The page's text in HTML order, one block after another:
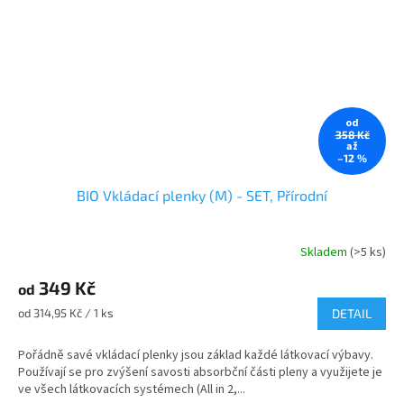
od
358 Kč
až
–12 %
BIO Vkládací plenky (M) - SET, Přírodní
produktu
5,0
5
hvězdiček.
Skladem(>5 ks)
od 349 Kč
Měrná
od 314,95 Kč / 1 ks DETAIL
Pořádně savé vkládací plenky jsou základ každé látkovací výbavy.
Používají se pro zvýšení savosti absorbční části pleny a využijete je
ve všech látkovacích systémech (All in 2,...